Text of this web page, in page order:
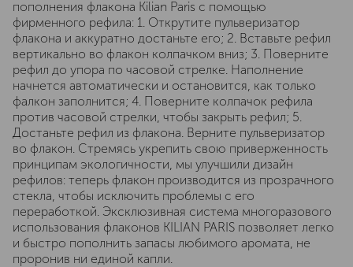
пополнения флакона Kilian Paris с помощью
фирменного рефила: 1. Открутите пульверизатор
флакона и аккуратно достаньте его; 2. Вставьте рефил
вертикально во флакон колпачком вниз; 3. Поверните
рефил до упора по часовой стрелке. Наполнение
начнется автоматически и остановится, как только
фалкон заполнится; 4. Поверните колпачок рефила
против часовой стрелки, чтобы закрыть рефил; 5.
Достаньте рефил из флакона. Верните пульверизатор
во флакон. Стремясь укрепить свою приверженность
принципам экологичности, мы улучшили дизайн
рефилов: теперь флакон производится из прозрачного
стекла, чтобы исключить проблемы с его
переработкой. Эксклюзивная система многоразового
использования флаконов KILIAN PARIS позволяет легко
и быстро пополнить запасы любимого аромата, не
проронив ни единой капли.